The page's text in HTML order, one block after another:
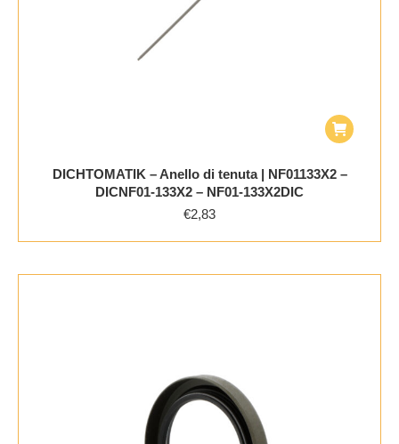
DICHTOMATIK – Anello di tenuta | NF01133X2 –
DICNF01-133X2 – NF01-133X2DIC
€2,83